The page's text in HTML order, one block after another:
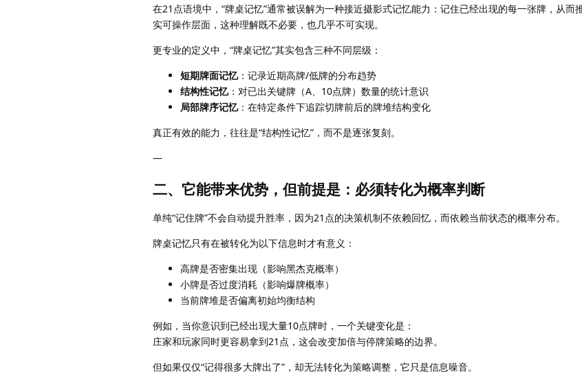
在21点语境中，“牌桌记忆”通常被误解为一种接近摄影式记忆能力：记住已经出现的每一张牌，从而
实可操作层面，这种理解既不必要，也几乎不可实现。
更专业的定义中，“牌桌记忆”其实包含三种不同层级：
短期牌面记忆：记录近期高牌/低牌的分布趋势
结构性记忆：对已出关键牌（A、10点牌）数量的统计意识
局部牌序记忆：在特定条件下追踪切牌前后的牌堆结构变化
真正有效的能力，往往是“结构性记忆”，而不是逐张复刻。
—
二、它能带来优势，但前提是：必须转化为概率判断
单纯“记住牌”不会自动提升胜率，因为21点的决策机制不依赖回忆，而依赖当前状态的概率分布。
牌桌记忆只有在被转化为以下信息时才有意义：
高牌是否密集出现（影响黑杰克概率）
小牌是否过度消耗（影响爆牌概率）
当前牌堆是否偏离初始均衡结构
例如，当你意识到已经出现大量10点牌时，一个关键变化是：
庄家和玩家同时更容易拿到21点，这会改变加倍与停牌策略的边界。
但如果仅仅“记得很多大牌出了”，却无法转化为策略调整，它只是信息噪音。